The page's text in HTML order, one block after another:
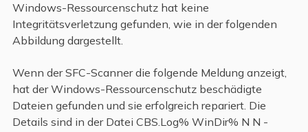
Windows-Ressourcenschutz hat keine
Integritätsverletzung gefunden, wie in der folgenden
Abbildung dargestellt.
Wenn der SFC-Scanner die folgende Meldung anzeigt,
hat der Windows-Ressourcenschutz beschädigte
Dateien gefunden und sie erfolgreich repariert. Die
Details sind in der Datei CBS.Log% WinDir% N N -